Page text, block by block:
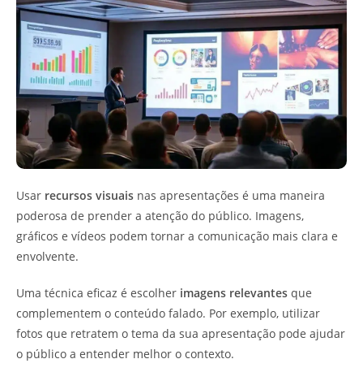
Usar recursos visuais nas apresentações é uma maneira
poderosa de prender a atenção do público. Imagens,
gráficos e vídeos podem tornar a comunicação mais clara e
envolvente.
Uma técnica eficaz é escolher imagens relevantes que
complementem o conteúdo falado. Por exemplo, utilizar
fotos que retratem o tema da sua apresentação pode ajudar
o público a entender melhor o contexto.